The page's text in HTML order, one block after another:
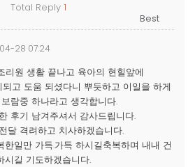
Total Reply 1
28 07:24
리원 생활 끝나고 육아의 현힐앞에
고 도움 되셨다니 뿌듯하고 이일을 하게
람중 하나라고 생각합니다.
후기 남겨주셔서 감사드립니다.
달 격려하고 치사하겠습니다.
일만 가득.가득 하시길축복하며 내내 건
시길 기도하겠습니다.